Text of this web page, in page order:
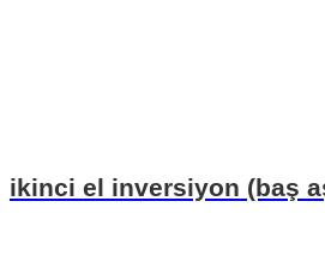
ikinci el inversiyon (baş